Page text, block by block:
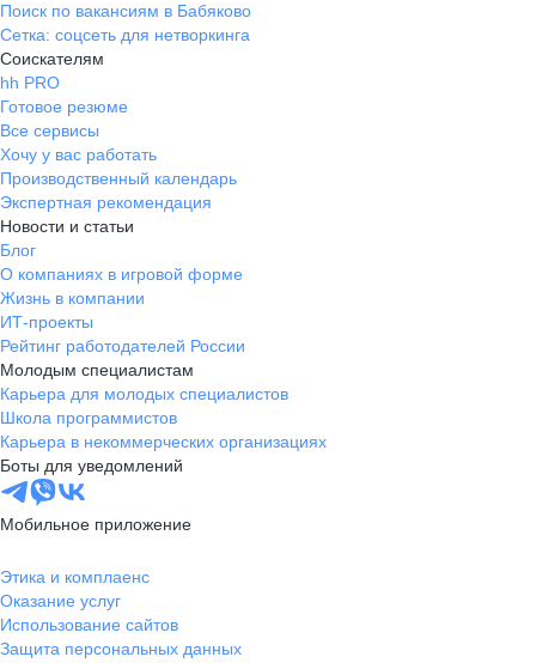
Поиск по вакансиям в Бабяково
Сетка: соцсеть для нетворкинга
Соискателям
hh PRO
Готовое резюме
Все сервисы
Хочу у вас работать
Производственный календарь
Экспертная рекомендация
Новости и статьи
Блог
О компаниях в игровой форме
Жизнь в компании
ИТ-проекты
Рейтинг работодателей России
Молодым специалистам
Карьера для молодых специалистов
Школа программистов
Карьера в некоммерческих организациях
Боты для уведомлений
Мобильное приложение
Этика и комплаенс
Оказание услуг
Использование сайтов
Защита персональных данных